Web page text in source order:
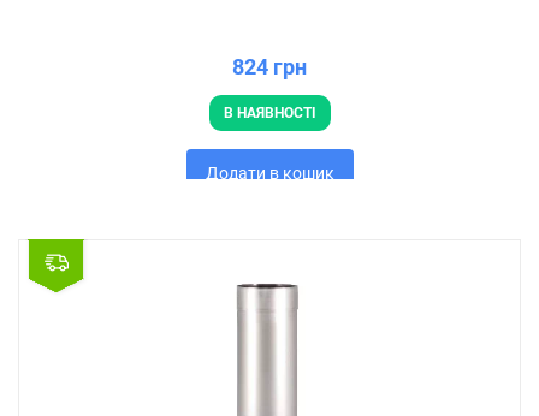
824 грн
В НАЯВНОСТІ
Додати в кошик